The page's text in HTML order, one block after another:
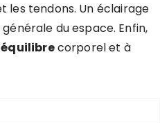
les tendons. Un éclairage
du espace. Enfin,
corporel et à